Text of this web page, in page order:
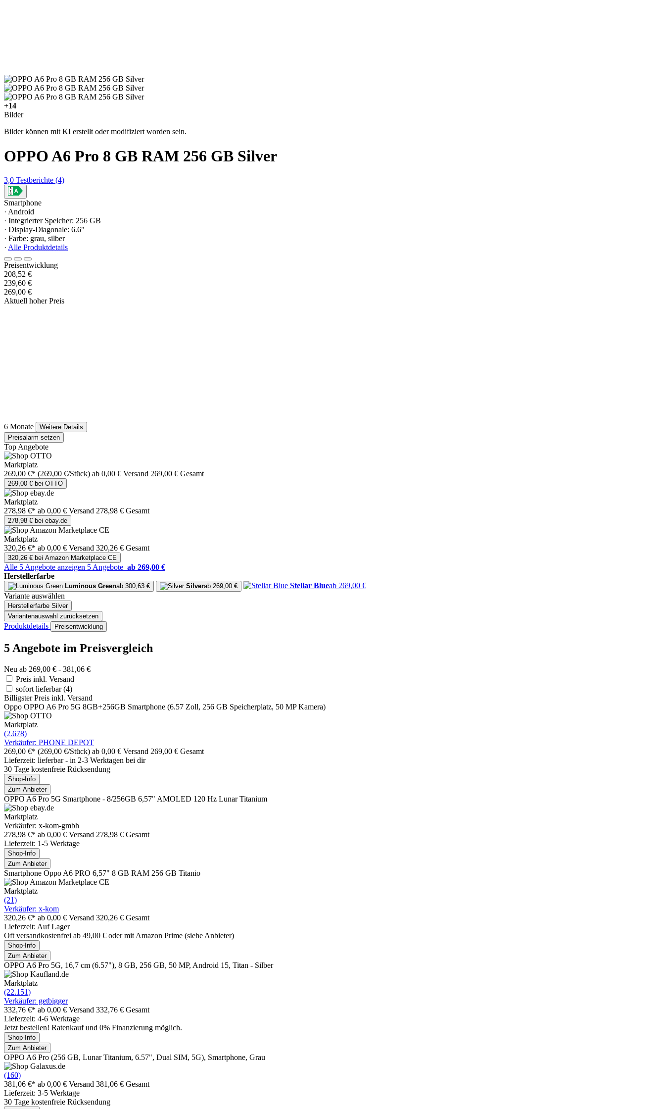
+14
Bilder
Bilder können mit KI erstellt oder modifiziert worden sein.
OPPO A6 Pro 8 GB RAM 256 GB Silver
3,0 Testberichte (4)
Smartphone
· Android
· Integrierter Speicher: 256 GB
· Display-Diagonale: 6.6"
· Farbe: grau, silber
· Alle Produktdetails
Preisentwicklung
208,52 €
239,60 €
269,00 €
Aktuell hoher Preis
6 Monate
Weitere Details
Preisalarm setzen
Top Angebote
Marktplatz
269,00 €* (269,00 €/Stück) ab 0,00 € Versand 269,00 € Gesamt
269,00 € bei OTTO
Marktplatz
278,98 €* ab 0,00 € Versand 278,98 € Gesamt
278,98 € bei ebay.de
Marktplatz
320,26 €* ab 0,00 € Versand 320,26 € Gesamt
320,26 € bei Amazon Marketplace CE
Alle 5 Angebote anzeigen 5 Angebote ab 269,00 €
Herstellerfarbe
Luminous Greenab 300,63 € Silverab 269,00 € Stellar Blueab 269,00 €
Variante auswählen
Herstellerfarbe Silver
Variantenauswahl zurücksetzen
Produktdetails Preisentwicklung
5 Angebote im Preisvergleich
Neu ab 269,00 € - 381,06 €
Preis inkl. Versand
sofort lieferbar(4)
Billigster Preis inkl. Versand
Oppo OPPO A6 Pro 5G 8GB+256GB Smartphone (6.57 Zoll, 256 GB Speicherplatz, 50 MP Kamera)
Marktplatz
(2.678)
Verkäufer: PHONE DEPOT
269,00 €* (269,00 €/Stück) ab 0,00 € Versand 269,00 € Gesamt
Lieferzeit: lieferbar - in 2-3 Werktagen bei dir
30 Tage kostenfreie Rücksendung
Shop-Info
Zum Anbieter
OPPO A6 Pro 5G Smartphone - 8/256GB 6,57" AMOLED 120 Hz Lunar Titanium
Marktplatz
Verkäufer: x-kom-gmbh
278,98 €* ab 0,00 € Versand 278,98 € Gesamt
Lieferzeit: 1-5 Werktage
Shop-Info
Zum Anbieter
Smartphone Oppo A6 PRO 6,57" 8 GB RAM 256 GB Titanio
Marktplatz
(21)
Verkäufer: x-kom
320,26 €* ab 0,00 € Versand 320,26 € Gesamt
Lieferzeit: Auf Lager
Oft versandkostenfrei ab 49,00 € oder mit Amazon Prime (siehe Anbieter)
Shop-Info
Zum Anbieter
OPPO A6 Pro 5G, 16,7 cm (6.57"), 8 GB, 256 GB, 50 MP, Android 15, Titan - Silber
Marktplatz
(22.151)
Verkäufer: getbigger
332,76 €* ab 0,00 € Versand 332,76 € Gesamt
Lieferzeit: 4-6 Werktage
Jetzt bestellen! Ratenkauf und 0% Finanzierung möglich.
Shop-Info
Zum Anbieter
OPPO A6 Pro (256 GB, Lunar Titanium, 6.57", Dual SIM, 5G), Smartphone, Grau
(160)
381,06 €* ab 0,00 € Versand 381,06 € Gesamt
Lieferzeit: 3-5 Werktage
30 Tage kostenfreie Rücksendung